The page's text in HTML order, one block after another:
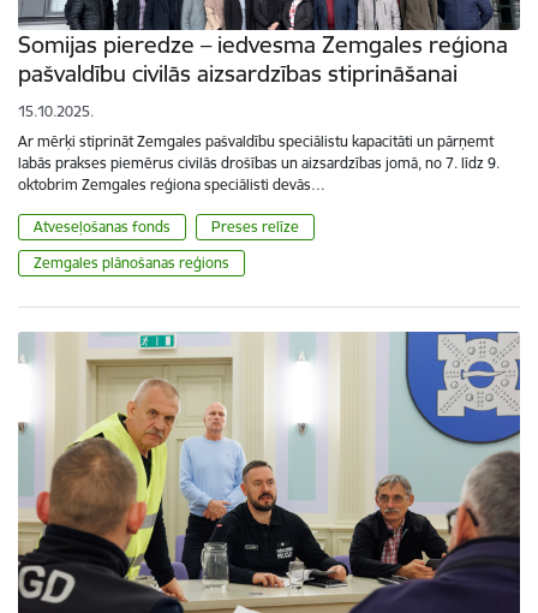
Somijas pieredze – iedvesma Zemgales reģiona
pašvaldību civilās aizsardzības stiprināšanai
15.10.2025.
Ar mērķi stiprināt Zemgales pašvaldību speciālistu kapacitāti un pārņemt
labās prakses piemērus civilās drošības un aizsardzības jomā, no 7. līdz 9.
oktobrim Zemgales reģiona speciālisti devās…
Atveseļošanas fonds
Preses relīze
Zemgales plānošanas reģions